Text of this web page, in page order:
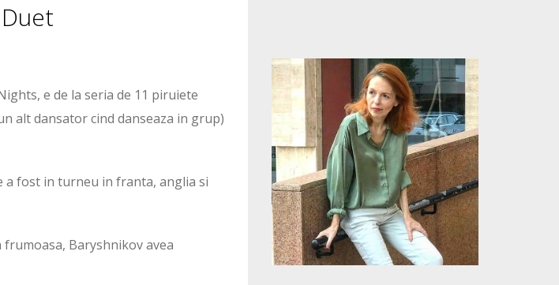
e de la seria de 11 piruiete
alt dansator cind danseaza in grup)
a fost in turneu in franta, anglia si
Baryshnikov avea